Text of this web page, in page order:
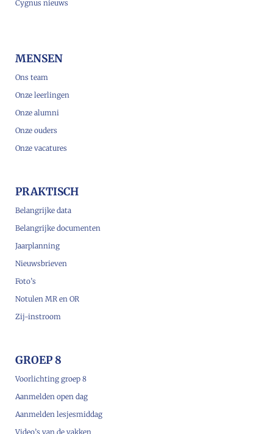
Cygnus nieuws
MENSEN
Ons team
Onze leerlingen
Onze alumni
Onze ouders
Onze vacatures
PRAKTISCH
Belangrijke data
Belangrijke documenten
Jaarplanning
Nieuwsbrieven
Foto’s
Notulen MR en OR
Zij-instroom
GROEP 8
Voorlichting groep 8
Aanmelden open dag
Aanmelden lesjesmiddag
Video’s van de vakken